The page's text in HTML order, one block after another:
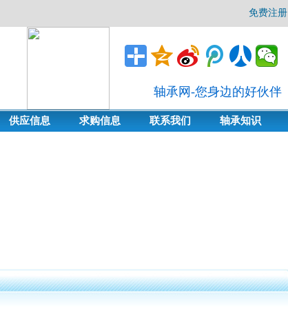
免费注册
轴承网-您身边的好伙伴
供应信息 求购信息 联系我们 轴承知识